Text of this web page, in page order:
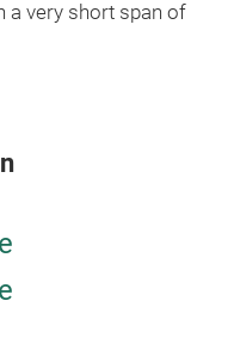
a very short span of